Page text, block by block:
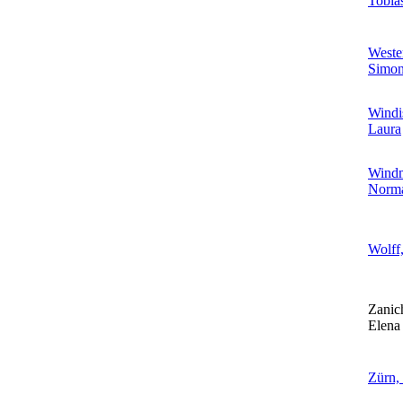
Laura
Elena
Zürn,